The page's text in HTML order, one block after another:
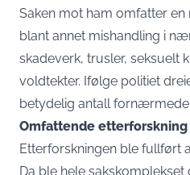
Saken mot ham omfatter
blant annet mishandling i
skadeverk, trusler, seksuelt
voldtekter. Ifølge politiet
betydelig antall fornærmede.
Omfattende etterforskning
Etterforskningen ble fullført
Da ble hele sakskomplekset